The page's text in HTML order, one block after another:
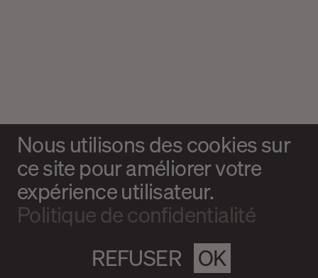
Nous utilisons des cookies sur
ce site pour améliorer votre
expérience utilisateur.
Politique de confidentialité
OK
REFUSER